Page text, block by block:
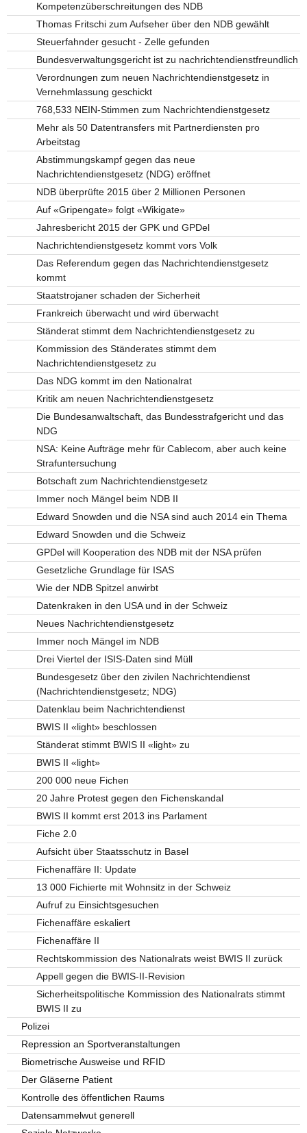
Kompetenzüberschreitungen des NDB
Thomas Fritschi zum Aufseher über den NDB gewählt
Steuerfahnder gesucht - Zelle gefunden
Bundesverwaltungsgericht ist zu nachrichtendienstfreundlich
Verordnungen zum neuen Nachrichtendienstgesetz in
Vernehmlassung geschickt
768,533 NEIN-Stimmen zum Nachrichtendienstgesetz
Mehr als 50 Datentransfers mit Partnerdiensten pro
Arbeitstag
Abstimmungskampf gegen das neue
Nachrichtendienstgesetz (NDG) eröffnet
NDB überprüfte 2015 über 2 Millionen Personen
Auf «Gripengate» folgt «Wikigate»
Jahresbericht 2015 der GPK und GPDel
Nachrichtendienstgesetz kommt vors Volk
Das Referendum gegen das Nachrichtendienstgesetz
kommt
Staatstrojaner schaden der Sicherheit
Frankreich überwacht und wird überwacht
Ständerat stimmt dem Nachrichtendienstgesetz zu
Kommission des Ständerates stimmt dem
Nachrichtendienstgesetz zu
Das NDG kommt im den Nationalrat
Kritik am neuen Nachrichtendienstgesetz
Die Bundesanwaltschaft, das Bundesstrafgericht und das
NDG
NSA: Keine Aufträge mehr für Cablecom, aber auch keine
Strafuntersuchung
Botschaft zum Nachrichtendienstgesetz
Immer noch Mängel beim NDB II
Edward Snowden und die NSA sind auch 2014 ein Thema
Edward Snowden und die Schweiz
GPDel will Kooperation des NDB mit der NSA prüfen
Gesetzliche Grundlage für ISAS
Wie der NDB Spitzel anwirbt
Datenkraken in den USA und in der Schweiz
Neues Nachrichtendienstgesetz
Immer noch Mängel im NDB
Drei Viertel der ISIS-Daten sind Müll
Bundesgesetz über den zivilen Nachrichtendienst
(Nachrichtendienstgesetz; NDG)
Datenklau beim Nachrichtendienst
BWIS II «light» beschlossen
Ständerat stimmt BWIS II «light» zu
BWIS II «light»
200 000 neue Fichen
20 Jahre Protest gegen den Fichenskandal
BWIS II kommt erst 2013 ins Parlament
Fiche 2.0
Aufsicht über Staatsschutz in Basel
Fichenaffäre II: Update
13 000 Fichierte mit Wohnsitz in der Schweiz
Aufruf zu Einsichtsgesuchen
Fichenaffäre eskaliert
Fichenaffäre II
Rechtskommission des Nationalrats weist BWIS II zurück
Appell gegen die BWIS-II-Revision
Sicherheitspolitische Kommission des Nationalrats stimmt
BWIS II zu
Polizei
Repression an Sportveranstaltungen
Biometrische Ausweise und RFID
Der Gläserne Patient
Kontrolle des öffentlichen Raums
Datensammelwut generell